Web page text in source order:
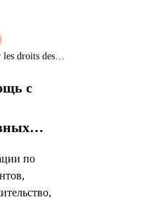
с
по
Centre d'information sur les droits des femmes et des familles (CIDFF) de Mayenne